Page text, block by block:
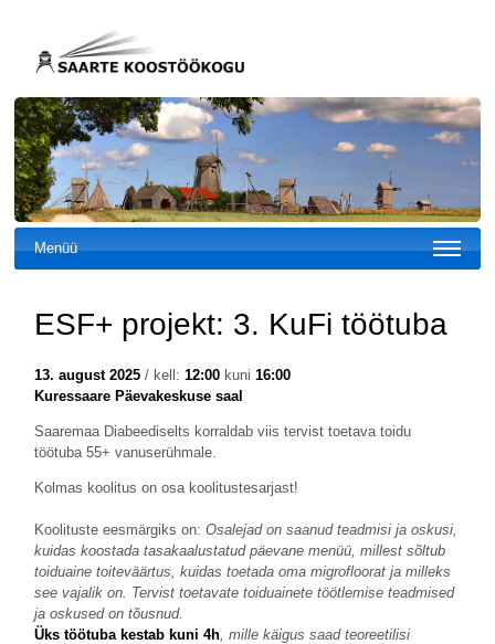
Menüü
ESF+ projekt: 3. KuFi töötuba
13. august 2025/ kell: 12:00kuni 16:00
Kuressaare Päevakeskuse saal
Saaremaa Diabeediselts korraldab viis tervist toetava toidu
töötuba 55+ vanuserühmale.
Kolmas koolitus on osa koolitustesarjast!
Koolituste eesmärgiks on: Osalejad on saanud teadmisi ja oskusi,
kuidas koostada tasakaalustatud päevane menüü, millest sõltub
toiduaine toiteväärtus, kuidas toetada oma migrofloorat ja milleks
see vajalik on. Tervist toetavate toiduainete töötlemise teadmised
ja oskused on tõusnud.
Üks töötuba kestab kuni 4h, mille käigus saad teoreetilisi